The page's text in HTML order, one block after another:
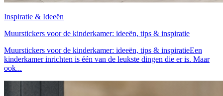
Inspiratie & Ideeën
Muurstickers voor de kinderkamer: ideeën, tips & inspiratie
Muurstickers voor de kinderkamer: ideeën, tips & inspiratieEen
kinderkamer inrichten is één van de leukste dingen die er is. Maar
ook...